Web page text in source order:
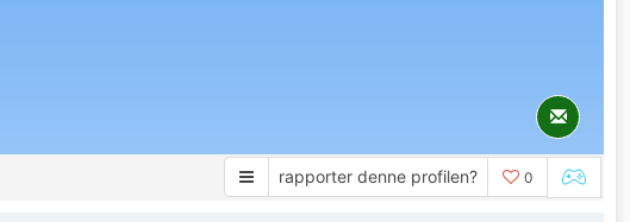
rapporter denne profilen? 0